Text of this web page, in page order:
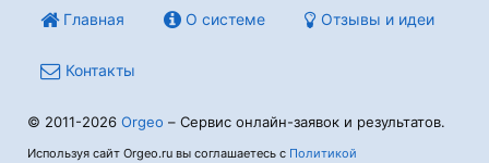
Главная О системе Отзывы и идеи
Контакты
© 2011-2026 Orgeo – Сервис онлайн-заявок и результатов.
Используя сайт Orgeo.ru вы соглашаетесь с Политикой